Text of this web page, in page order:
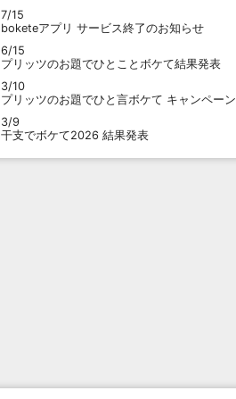
7/15
boketeアプリ サービス終了のお知らせ
6/15
プリッツのお題でひとことボケて結果発表
3/10
プリッツのお題でひと言ボケて キャンペーン
3/9
干支でボケて2026 結果発表